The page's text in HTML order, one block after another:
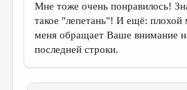
Мне тоже очень понравилось!
такое "лепетань"! И ещё: плохой
меня обращает Ваше внимание
последней строки.